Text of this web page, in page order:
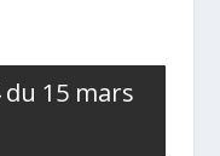
du 15 mars